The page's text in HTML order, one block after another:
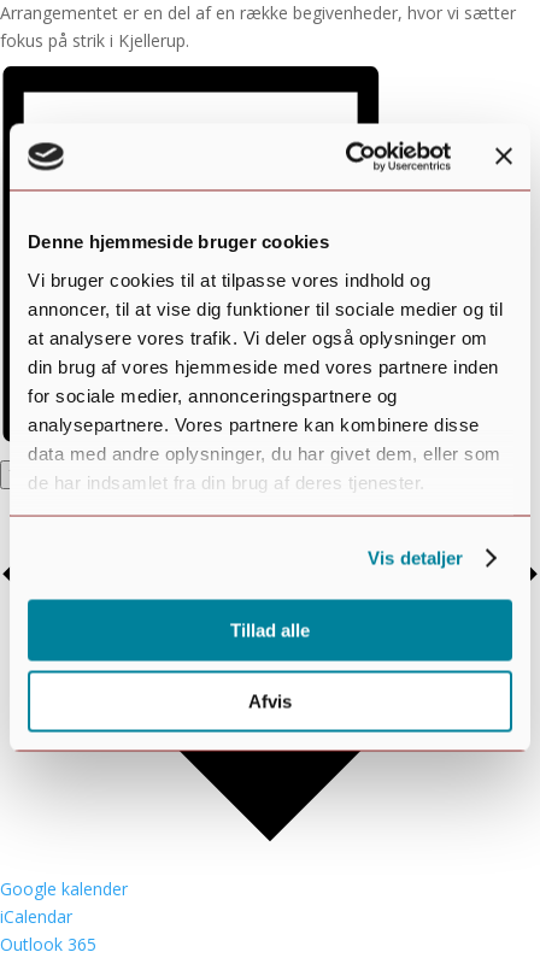
Denne hjemmeside bruger cookies
Vi bruger cookies til at tilpasse vores indhold og
annoncer, til at vise dig funktioner til sociale medier og til
at analysere vores trafik. Vi deler også oplysninger om
din brug af vores hjemmeside med vores partnere inden
for sociale medier, annonceringspartnere og
analysepartnere. Vores partnere kan kombinere disse
data med andre oplysninger, du har givet dem, eller som
de har indsamlet fra din brug af deres tjenester.
Vis detaljer
Tillad alle
Afvis
Arrangementet er en del af en række begivenheder, hvor vi sætter
fokus på strik i Kjellerup.
Tilføj til kalender
Google kalender
iCalendar
Outlook 365